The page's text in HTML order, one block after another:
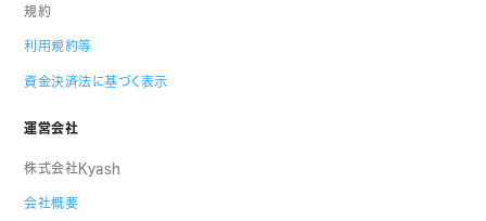
規約
利用規約等
資金決済法に基づく表示
運営会社
株式会社Kyash
会社概要